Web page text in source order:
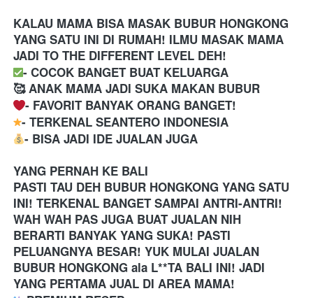
KALAU MAMA BISA MASAK BUBUR HONGKONG
YANG SATU INI DI RUMAH! ILMU MASAK MAMA
-️ COCOK BANGET BUAT KELUARGA
- BISA JADI IDE JUALAN JUGA
YANG PERNAH KE BALI
PASTI TAU DEH BUBUR HONGKONG YANG SATU
INI! TERKENAL BANGET SAMPAI ANTRI-ANTRI!
WAH WAH PAS JUGA BUAT JUALAN NIH
BERARTI BANYAK YANG SUKA! PASTI
PELUANGNYA BESAR! YUK MULAI JUALAN
BUBUR HONGKONG ala L**TA BALI INI! JADI
YANG PERTAMA JUAL DI AREA MAMA!